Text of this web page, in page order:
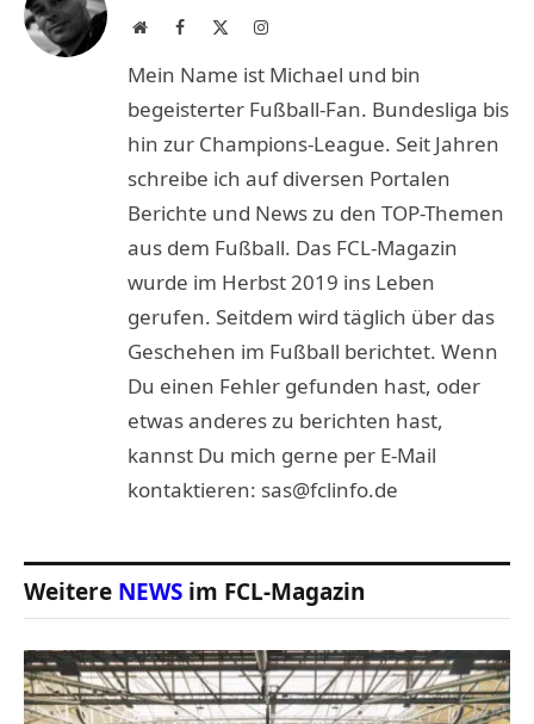
WebsiteFacebook Instagram
Mein Name ist Michael und bin
begeisterter Fußball-Fan. Bundesliga bis
hin zur Champions-League. Seit Jahren
schreibe ich auf diversen Portalen
Berichte und News zu den TOP-Themen
aus dem Fußball. Das FCL-Magazin
wurde im Herbst 2019 ins Leben
gerufen. Seitdem wird täglich über das
Geschehen im Fußball berichtet. Wenn
Du einen Fehler gefunden hast, oder
etwas anderes zu berichten hast,
kannst Du mich gerne per E-Mail
kontaktieren: sas@fclinfo.de
Weitere NEWS im FCL-Magazin